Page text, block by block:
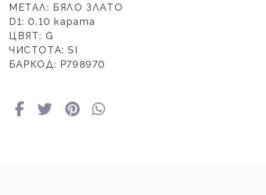
МЕТАЛ: БЯЛО ЗЛАТО
D1: 0.10 карата
ЦВЯТ: G
ЧИСТОТА: SI
БАРКОД: P798970